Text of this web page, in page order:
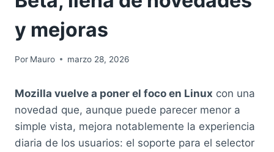
y mejoras
Por Mauro marzo 28, 2026
Mozilla vuelve a poner el foco en Linux con una
novedad que, aunque puede parecer menor a
simple vista, mejora notablemente la experiencia
diaria de los usuarios: el soporte para el selector